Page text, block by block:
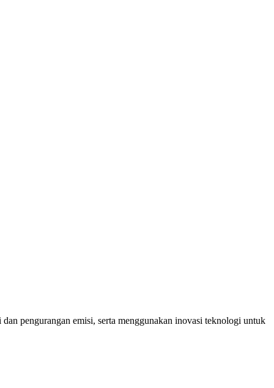
pengurangan emisi, serta menggunakan inovasi teknologi untuk